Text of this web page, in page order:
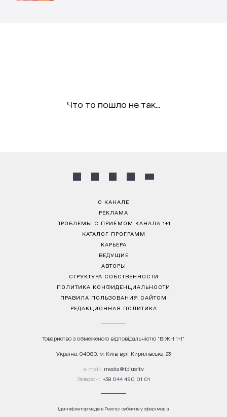
Что то пошло не так...
О КАНАЛЕ
РЕКЛАМА
ПРОБЛЕМЫ С ПРИЁМОМ КАНАЛА 1+1
КАТАЛОГ ПРОГРАММ
КАРЬЕРА
ВЕДУЩИЕ
АВТОРЫ
СТРУКТУРА СОБСТВЕННОСТИ
ПОЛИТИКА КОНФИДЕНЦИАЛЬНОСТИ
ПРАВИЛА ПОЛЬЗОВАНИЯ САЙТОМ
РЕДАКЦИОННАЯ ПОЛИТИКА
Товариство з обмеженою відповідальністю "ВІЖН 1+1"
Україна, 04080, м. Київ, вул. Кирилівська, 23
е-mail: media@1plus1.tv
Телефон: +38 044 490 01 01
Ідентифікатор медіа в Реєстрі суб’єктів у сфері медіа: